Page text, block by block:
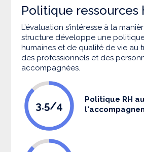
Politique ressources
L’évaluation s’intéresse à la
structure développe une
humaines et de qualité de vie au
des professionnels et des
accompagnées.
3.5/4
Politique RH